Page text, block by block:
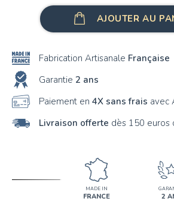
AJOUTER AU
Fabrication Artisanale Française
Garantie 2 ans
Paiement en 4X sans frais avec
Livraison offerte dès 150 euros
MADE IN
FRANCE 2